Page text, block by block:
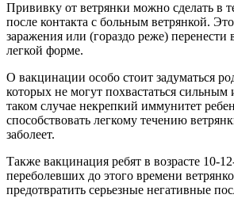
Прививку от ветрянки можно сделать в
после контакта с больным ветрянкой.
заражения или (гораздо реже) перенести
легкой форме.
О вакцинации особо стоит задуматься
которых не могут похвастаться
таком случае некрепкий иммунитет
способствовать легкому течению
заболеет.
Также вакцинация ребят в возрасте 10-
переболевших до этого времени
предотвратить серьезные негативные